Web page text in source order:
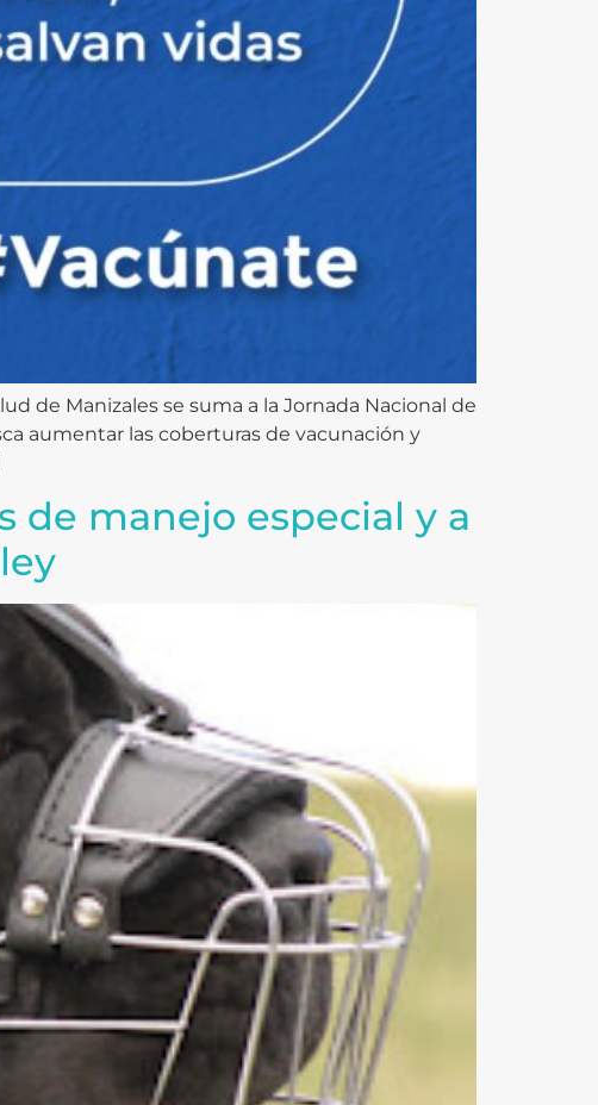
de Manizales se suma a la Jornada Nacional de
aumentar las coberturas de vacunación y
de manejo especial y a